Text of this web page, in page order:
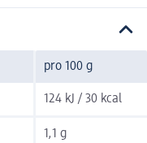
pro 100 g
124 kJ / 30 kcal
1,1 g